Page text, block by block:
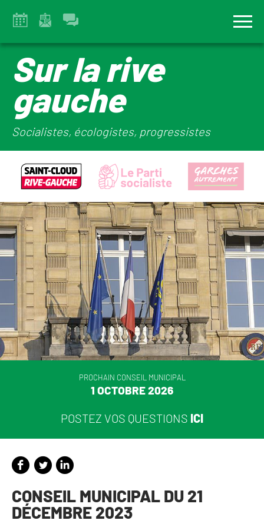
Sur la rive
gauche
Socialistes, écologistes, progressistes
PROCHAIN CONSEIL MUNICIPAL
1 OCTOBRE 2026
POSTEZ VOS QUESTIONS ICI
CONSEIL MUNICIPAL DU 21
DÉCEMBRE 2023